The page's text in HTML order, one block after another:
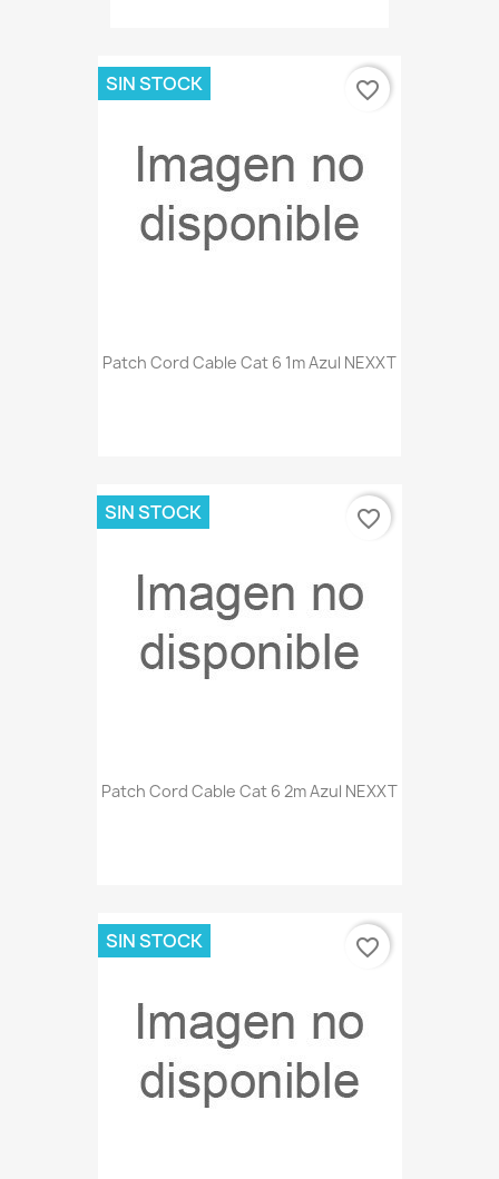
Patch Cord Cable Cat 6 1m Azul NEXXT
SIN STOCK favorite_border
Patch Cord Cable Cat 6 2m Azul NEXXT
SIN STOCK favorite_border
SIN STOCK favorite_border